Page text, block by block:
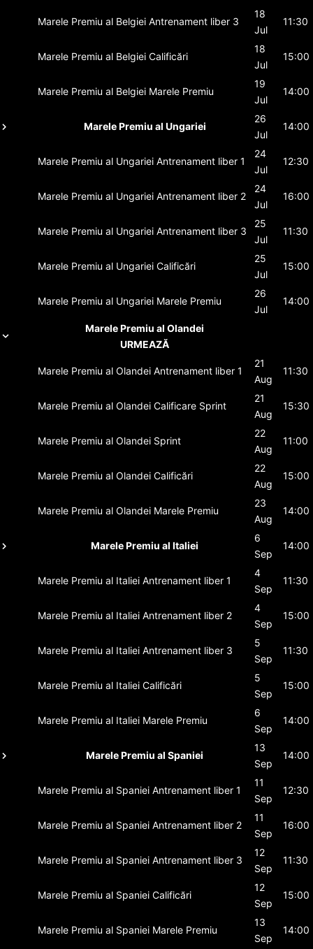
Marele Premiu al Belgiei Antrenament liber 3
18
Jul
11:30
Marele Premiu al Belgiei Calificări
18
Jul
15:00
Marele Premiu al Belgiei Marele Premiu
19
Jul
14:00
Marele Premiu al Ungariei
26
Jul
14:00
Marele Premiu al Ungariei Antrenament liber 1
24
Jul
12:30
Marele Premiu al Ungariei Antrenament liber 2
24
Jul
16:00
Marele Premiu al Ungariei Antrenament liber 3
25
Jul
11:30
Marele Premiu al Ungariei Calificări
25
Jul
15:00
Marele Premiu al Ungariei Marele Premiu
26
Jul
14:00
Marele Premiu al Olandei
URMEAZĂ
Marele Premiu al Olandei Antrenament liber 1
21
Aug
11:30
Marele Premiu al Olandei Calificare Sprint
21
Aug
15:30
Marele Premiu al Olandei Sprint
22
Aug
11:00
Marele Premiu al Olandei Calificări
22
Aug
15:00
Marele Premiu al Olandei Marele Premiu
23
Aug
14:00
Marele Premiu al Italiei
6
Sep
14:00
Marele Premiu al Italiei Antrenament liber 1
4
Sep
11:30
Marele Premiu al Italiei Antrenament liber 2
4
Sep
15:00
Marele Premiu al Italiei Antrenament liber 3
5
Sep
11:30
Marele Premiu al Italiei Calificări
5
Sep
15:00
Marele Premiu al Italiei Marele Premiu
6
Sep
14:00
Marele Premiu al Spaniei
13
Sep
14:00
Marele Premiu al Spaniei Antrenament liber 1
11
Sep
12:30
Marele Premiu al Spaniei Antrenament liber 2
11
Sep
16:00
Marele Premiu al Spaniei Antrenament liber 3
12
Sep
11:30
Marele Premiu al Spaniei Calificări
12
Sep
15:00
Marele Premiu al Spaniei Marele Premiu
13
Sep
14:00